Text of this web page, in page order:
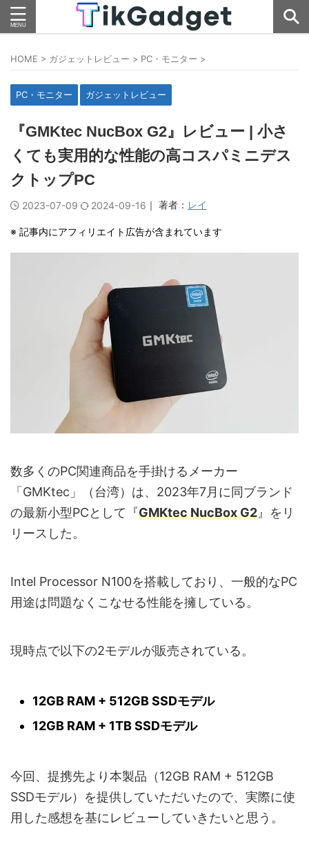
HOME > ガジェットレビュー > PC・モニター >
PC・モニター ガジェットレビュー
『GMKtec NucBox G2』レビュー | 小さ
くても実用的な性能の高コスパミニデス
クトップPC
2023-07-09 2024-09-16 ｜ 著者： レイ
※ 記事内にアフィリエイト広告が含まれています
数多くのPC関連商品を手掛けるメーカー
「GMKtec」（台湾）は、2023年7月に同ブランド
の最新小型PCとして『GMKtec NucBox G2 』をリ
リースした。
Intel Processor N100を搭載しており、一般的なPC
用途は問題なくこなせる性能を擁している。
現時点で以下の2モデルが販売されている。
12GB RAM + 512GB SSDモデル
12GB RAM + 1TB SSDモデル
今回、提携先より本製品（12GB RAM + 512GB
SSDモデル）を提供していただいたので、実際に使
用した感想を基にレビューしていきたいと思う。